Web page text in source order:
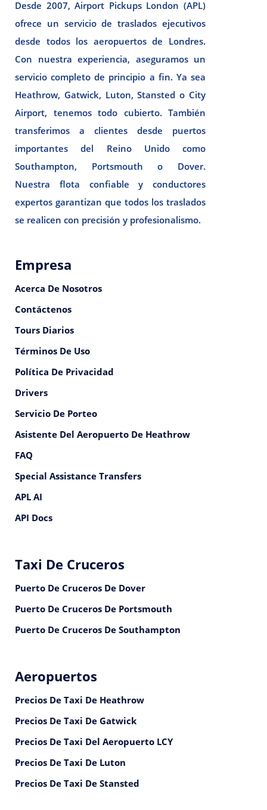
Desde 2007, Airport Pickups London (APL)
ofrece un servicio de traslados ejecutivos
desde todos los aeropuertos de Londres.
Con nuestra experiencia, aseguramos un
servicio completo de principio a fin. Ya sea
Heathrow, Gatwick, Luton, Stansted o City
Airport, tenemos todo cubierto. También
transferimos a clientes desde puertos
importantes del Reino Unido como
Southampton, Portsmouth o Dover.
Nuestra flota confiable y conductores
expertos garantizan que todos los traslados
se realicen con precisión y profesionalismo.
Empresa
Acerca De Nosotros
Contáctenos
Tours Diarios
Términos De Uso
Política De Privacidad
Drivers
Servicio De Porteo
Asistente Del Aeropuerto De Heathrow
FAQ
Special Assistance Transfers
APL AI
API Docs
Taxi De Cruceros
Puerto De Cruceros De Dover
Puerto De Cruceros De Portsmouth
Puerto De Cruceros De Southampton
Aeropuertos
Precios De Taxi De Heathrow
Precios De Taxi De Gatwick
Precios De Taxi Del Aeropuerto LCY
Precios De Taxi De Luton
Precios De Taxi De Stansted